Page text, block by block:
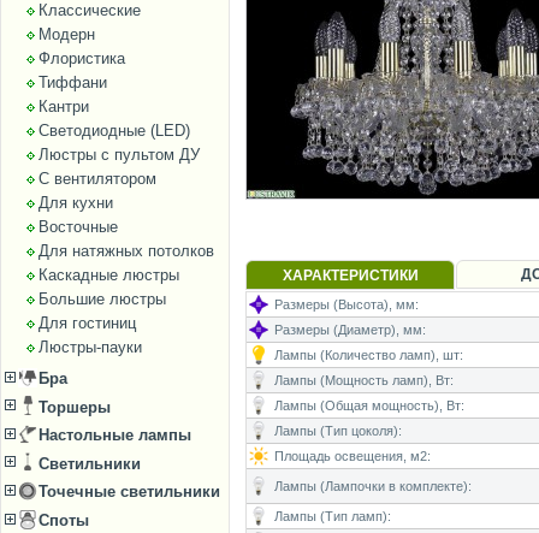
Классические
Модерн
Флористика
Тиффани
Кантри
Светодиодные (LED)
Люстры с пультом ДУ
С вентилятором
Для кухни
Восточные
Для натяжных потолков
Каскадные люстры
Большие люстры
Для гостиниц
Люстры-пауки
Бра
Торшеры
Настольные лампы
Светильники
Точечные светильники
Споты
ХАРАКТЕРИСТИКИ
Размеры (Высота), мм:
Размеры (Диаметр), мм:
Лампы (Количество ламп), шт:
Лампы (Мощность ламп), Вт:
Лампы (Общая мощность), Вт:
Лампы (Тип цоколя):
Площадь освещения, м2:
Лампы (Лампочки в комплекте):
Лампы (Тип ламп):